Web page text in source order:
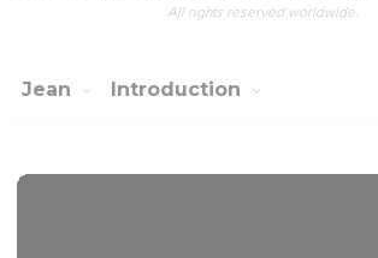
All rights reserved worldwide.
Jean Introduction